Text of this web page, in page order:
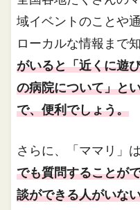
域イベントのことや
ローカルな情報まで
がいると「近くに遊
の病院について」と
で、便利でしょう。
さらに、「ママリ」
でも質問することが
談ができる人がいな